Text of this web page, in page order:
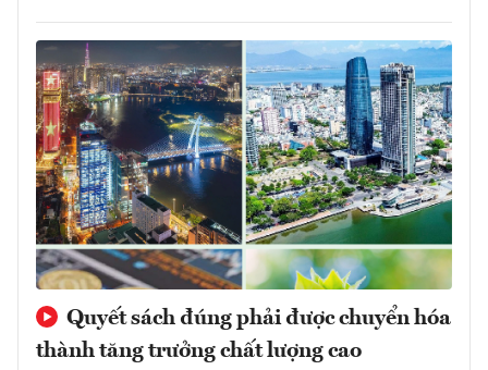
Quyết sách đúng phải được chuyển hóa
thành tăng trưởng chất lượng cao